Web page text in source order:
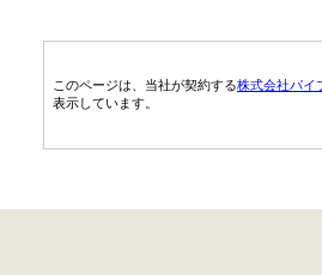
このページは、当社が契約する株式会社パイ
表示しています。